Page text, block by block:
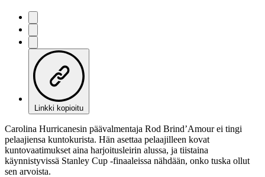
Linkki kopioitu
Carolina Hurricanesin päävalmentaja Rod Brind’Amour ei tingi
pelaajiensa kuntokurista. Hän asettaa pelaajilleen kovat
kuntovaatimukset aina harjoitusleirin alussa, ja tiistaina
käynnistyvissä Stanley Cup -finaaleissa nähdään, onko tuska ollut
sen arvoista.